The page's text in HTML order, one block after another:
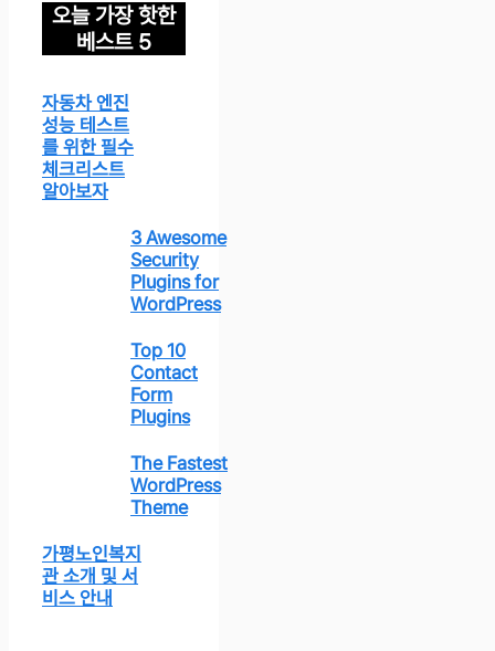
오늘 가장 핫한
베스트 5
자동차 엔진
성능 테스트
를 위한 필수
체크리스트
알아보자
3 Awesome
Security
Plugins for
WordPress
Top 10
Contact
Form
Plugins
The Fastest
WordPress
Theme
가평노인복지
관 소개 및 서
비스 안내